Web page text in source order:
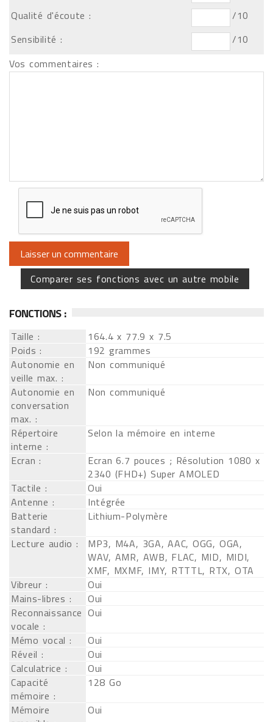
Qualité d'écoute :
/10
Sensibilité :
/10
Vos commentaires :
Comparer ses fonctions avec un autre mobile
FONCTIONS :
Taille :
164.4 x 77.9 x 7.5
Poids :
192 grammes
Autonomie en
veille max. :
Non communiqué
Autonomie en
conversation
max. :
Non communiqué
Répertoire
interne :
Selon la mémoire en interne
Ecran :
Ecran 6.7 pouces ; Résolution 1080 x
2340 (FHD+) Super AMOLED
Tactile :
Oui
Antenne :
Intégrée
Batterie
standard :
Lithium-Polymère
Lecture audio :
MP3, M4A, 3GA, AAC, OGG, OGA,
WAV, AMR, AWB, FLAC, MID, MIDI,
XMF, MXMF, IMY, RTTTL, RTX, OTA
Vibreur :
Oui
Mains-libres :
Oui
Reconnaissance
vocale :
Oui
Mémo vocal :
Oui
Réveil :
Oui
Calculatrice :
Oui
Capacité
mémoire :
128 Go
Mémoire
Oui